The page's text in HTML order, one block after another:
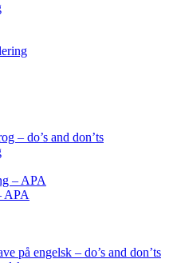
– do’s and don’ts
– APA
APA
på engelsk – do’s and don’ts